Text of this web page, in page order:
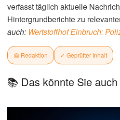
verfasst täglich aktuelle
Hintergrundberichte zu
auch: Wertstoffhof Einbruch:
📰 Redaktion ✓ Geprüfter Inhalt
📚 Das könnte Sie